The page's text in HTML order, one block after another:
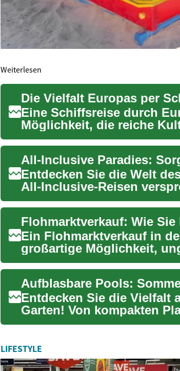
Weiterlesen
Die Vielfalt Europas per
Eine Schiffsreise durch
Möglichkeit, die reiche
Landschaften u...
Entdecken Sie die Welt
All-Inclusive-Reisen
lästige...
Ein Flohmarktverkauf in
großartige Möglichkeit,
loszuwerden und gl...
Aufblasbare Pools:
Entdecken Sie die Vielfalt
Garten! Von kompakten
Familie...
LIFESTYLE